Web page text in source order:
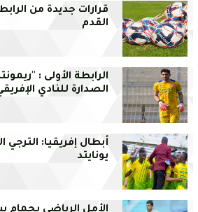
قرارات جديدة من
القدم
الرابطة الأولى :
الصدارة للنادي
أبطال إفريقيا: الترجي
يونايتد